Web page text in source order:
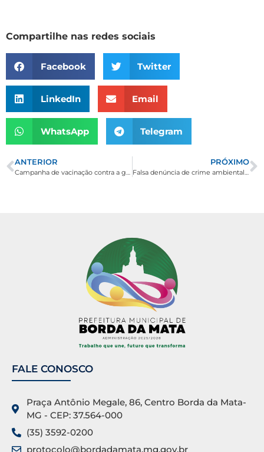
Compartilhe nas redes sociais
Facebook Twitter
LinkedIn Email
WhatsApp Telegram
ANTERIOR
Campanha de vacinação contra a gripe imuniza 80% da população proposta em Borda da Mata
PRÓXIMO
Falsa denúncia de crime ambiental contra Borda da Mata é apurada e esclarecida
FALE CONOSCO
Praça Antônio Megale, 86, Centro Borda da Mata-
MG - CEP: 37.564-000
(35) 3592-0200
protocolo@bordadamata.mg.gov.br